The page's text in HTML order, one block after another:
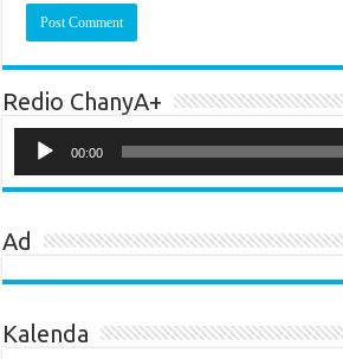
Redio ChanyA+
Player
00:00
Ad
Kalenda